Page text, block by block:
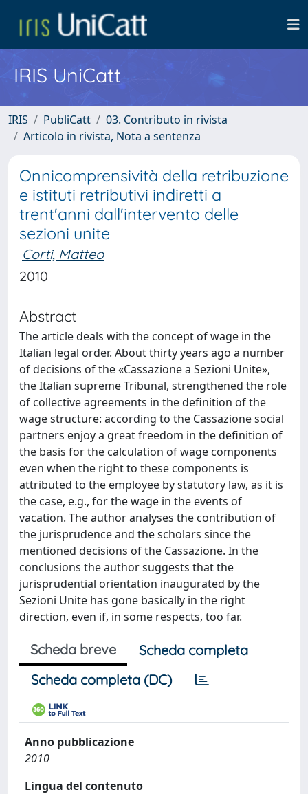
IRIS UniCatt
IRIS PubliCatt
03. Contributo in rivista
Articolo in rivista, Nota a sentenza
Onnicomprensività della retribuzione
e istituti retributivi indiretti a
trent'anni dall'intervento delle
sezioni unite
Corti, Matteo
2010
Abstract
The article deals with the concept of wage in the
Italian legal order. About thirty years ago a number
of decisions of the «Cassazione a Sezioni Unite»,
the Italian supreme Tribunal, strengthened the role
of collective agreements in the definition of the
wage structure: according to the Cassazione social
partners enjoy a great freedom in the definition of
the basis for the calculation of wage components
even when the right to these components is
attributed to the employee by statutory law, as it is
the case, e.g., for the wage in the events of
vacation. The author analyses the contribution of
the jurisprudence and the scholars since the
mentioned decisions of the Cassazione. In the
conclusions the author suggests that the
jurisprudential orientation inaugurated by the
Sezioni Unite has gone basically in the right
direction, even if, in some respects, too far.
Scheda breve
Scheda completa
Scheda completa (DC)
Anno pubblicazione
2010
Lingua del contenuto